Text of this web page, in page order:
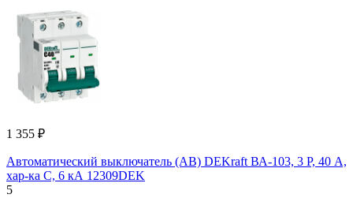
1 355 ₽
Автоматический выключатель (АВ) DEKraft ВА-103, 3 Р, 40 А,
хар-ка C, 6 кА 12309DEK
5